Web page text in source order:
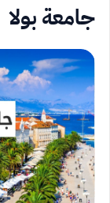
جامعة بولا